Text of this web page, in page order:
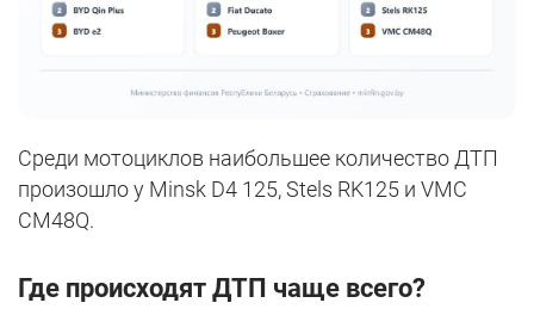
Среди мотоциклов наибольшее количество ДТП
произошло у Minsk D4 125, Stels RK125 и VMC
CM48Q.
Где происходят ДТП чаще всего?